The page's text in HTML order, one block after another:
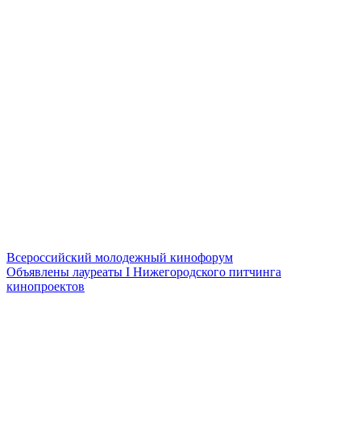
Всероссийский молодежный кинофорум
Объявлены лауреаты I Нижегородского питчинга
кинопроектов